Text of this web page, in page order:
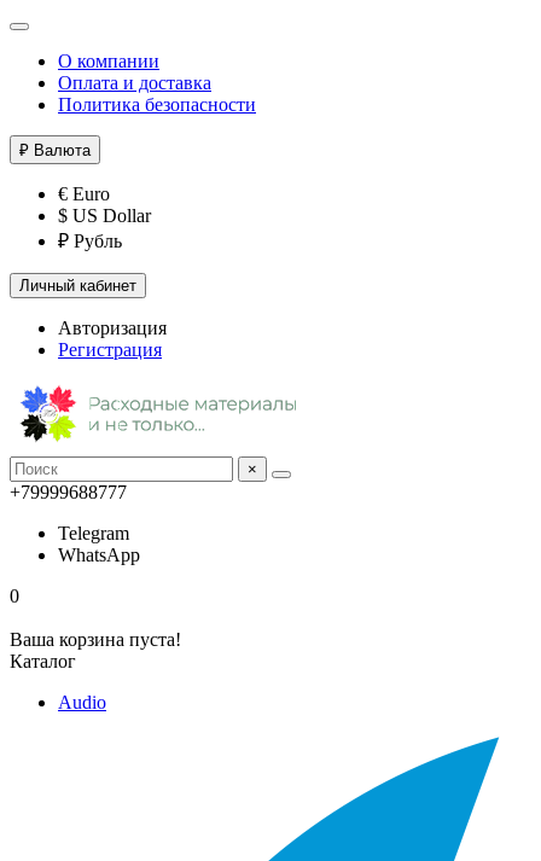
О компании
Оплата и доставка
Политика безопасности
₽ Валюта
€ Euro
$ US Dollar
₽ Рубль
Личный кабинет
Авторизация
Регистрация
×
+79999688777
Telegram
WhatsApp
0
Ваша корзина пуста!
Каталог
Audio